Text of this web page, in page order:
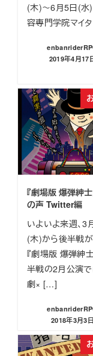
(木)～6月5日(水
容専門学院マイ
投稿日
2019年4月17
『劇場版 爆弾紳
の声 Twitter編
いよいよ来週、3
(木)から後半戦
『劇場版 爆弾紳
半戦の2月公演で
劇× […]
投稿日
2018年3月3日